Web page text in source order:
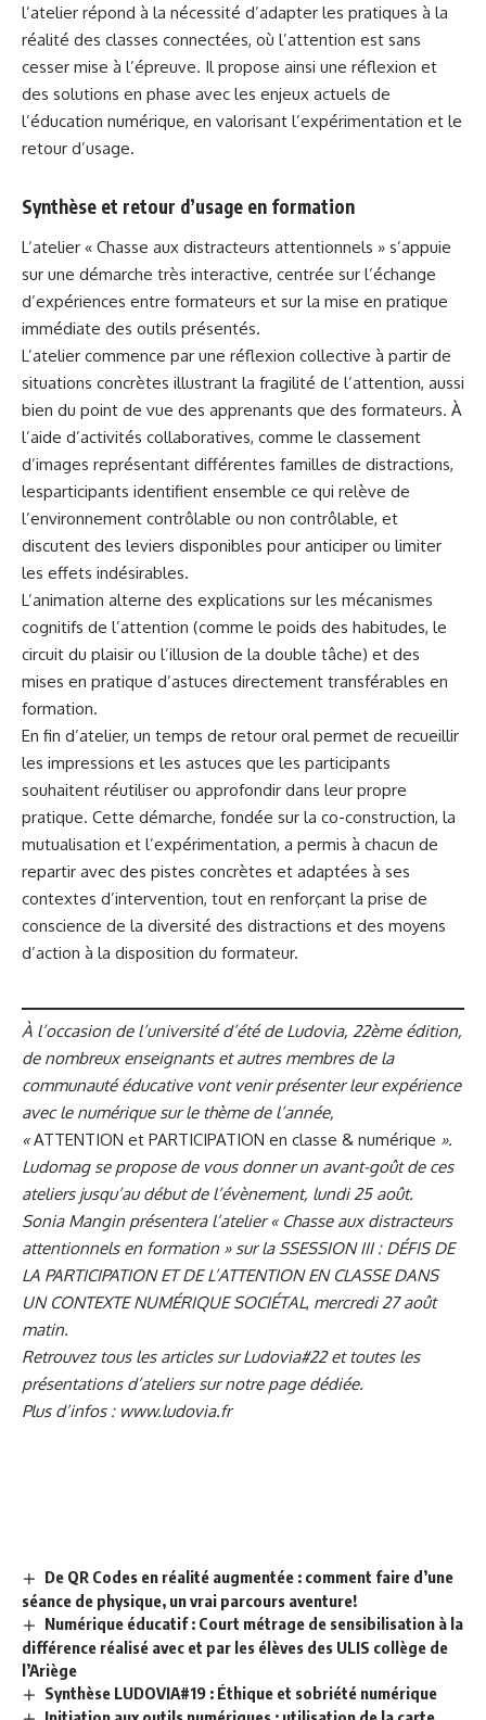
l’atelier répond à la nécessité d’adapter les pratiques à la
réalité des classes connectées, où l’attention est sans
cesser mise à l’épreuve. Il propose ainsi une réflexion et
des solutions en phase avec les enjeux actuels de
l’éducation numérique, en valorisant l’expérimentation et le
retour d’usage.
Synthèse et retour d’usage en formation
L’atelier « Chasse aux distracteurs attentionnels » s’appuie
sur une démarche très interactive, centrée sur l’échange
d’expériences entre formateurs et sur la mise en pratique
immédiate des outils présentés.
L’atelier commence par une réflexion collective à partir de
situations concrètes illustrant la fragilité de l’attention, aussi
bien du point de vue des apprenants que des formateurs. À
l’aide d’activités collaboratives, comme le classement
d’images représentant différentes familles de distractions,
lesparticipants identifient ensemble ce qui relève de
l’environnement contrôlable ou non contrôlable, et
discutent des leviers disponibles pour anticiper ou limiter
les effets indésirables.
L’animation alterne des explications sur les mécanismes
cognitifs de l’attention (comme le poids des habitudes, le
circuit du plaisir ou l’illusion de la double tâche) et des
mises en pratique d’astuces directement transférables en
formation.
En fin d’atelier, un temps de retour oral permet de recueillir
les impressions et les astuces que les participants
souhaitent réutiliser ou approfondir dans leur propre
pratique. Cette démarche, fondée sur la co-construction, la
mutualisation et l’expérimentation, a permis à chacun de
repartir avec des pistes concrètes et adaptées à ses
contextes d’intervention, tout en renforçant la prise de
conscience de la diversité des distractions et des moyens
d’action à la disposition du formateur.
À l’occasion de l’université d’été de Ludovia, 22ème édition,
de nombreux enseignants et autres membres de la
communauté éducative vont venir présenter leur expérience
avec le numérique sur le thème de l’année,
«ATTENTION et PARTICIPATION en classe & numérique ».
Ludomag se propose de vous donner un avant-goût de ces
ateliers jusqu’au début de l’évènement, lundi 25 août.
Sonia Mangin présentera l’atelier « Chasse aux distracteurs
attentionnels en formation » sur la SSESSION III : DÉFIS DE
LA PARTICIPATION ET DE L’ATTENTION EN CLASSE DANS
UN CONTEXTE NUMÉRIQUE SOCIÉTAL, mercredi 27 août
matin.
Retrouvez tous les articles sur Ludovia#22 et toutes les
présentations d’ateliers surnotre page dédiée.
Plus d’infos : www.ludovia.fr
De QR Codes en réalité augmentée : comment faire d’une
séance de physique, un vrai parcours aventure!
Numérique éducatif : Court métrage de sensibilisation à la
différence réalisé avec et par les élèves des ULIS collège de
l’Ariège
Synthèse LUDOVIA#19 : Éthique et sobriété numérique